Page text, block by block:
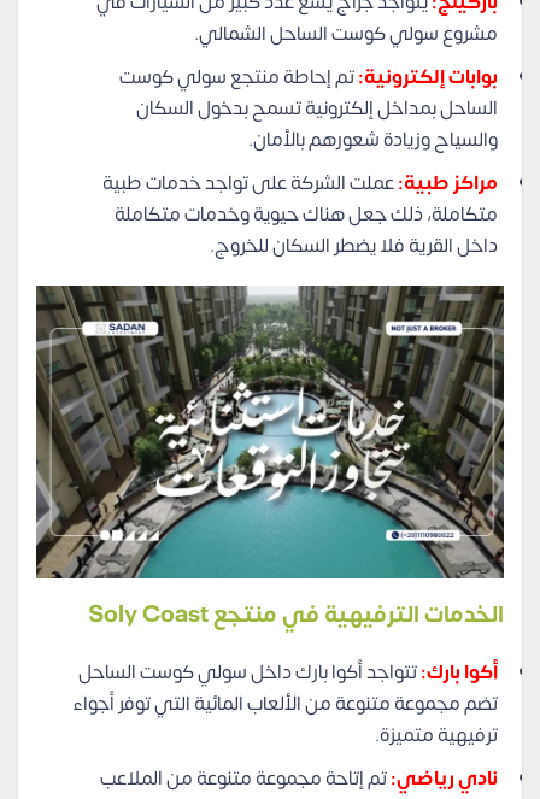
مشروع سولي كوست الساحل الشمالي.
بوابات إلكترونية:تم إحاطة منتجع سولي كوست
الساحل بمداخل إلكترونية تسمح بدخول السكان
والسياح وزيادة شعورهم بالأمان.
مراكز طبية:عملت الشركة على تواجد خدمات طبية
متكاملة، ذلك جعل هناك حيوية وخدمات متكاملة
داخل القرية فلا يضطر السكان للخروج.
الخدمات الترفيهية في منتجع Soly Coast
أكوا بارك:تتواجد أكوا بارك داخل سولي كوست الساحل
تضم مجموعة متنوعة من الألعاب المائية التي توفر أجواء
ترفيهية متميزة.
نادي رياضي:تم إتاحة مجموعة متنوعة من الملاعب